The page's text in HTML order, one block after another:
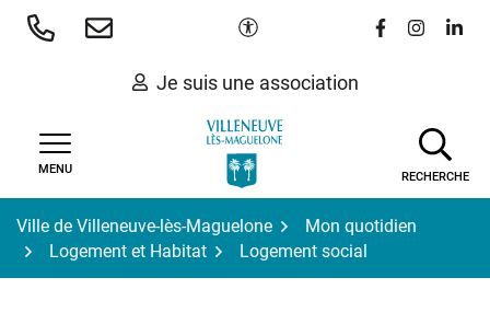
Aller
Paramètres d'accessibilité
Lien vers le
Lien vers
Lien
Je suis une association
MENU
RECHERCHE
Ville de Villeneuve-lès-Maguelone
Mon quotidien
Logement et Habitat
Logement social